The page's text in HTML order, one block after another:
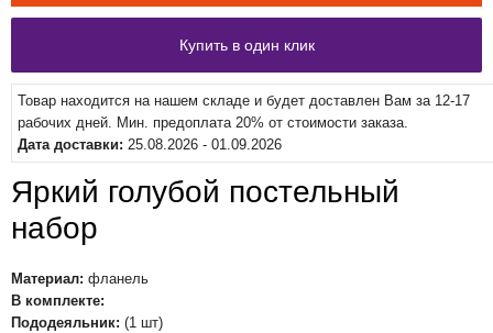
Товар находится на нашем складе и будет доставлен Вам за 12-17
рабочих дней. Мин. предоплата 20% от стоимости заказа.
Дата доставки: 25.08.2026 - 01.09.2026
Яркий голубой постельный
набор
Материал: фланель
В комплекте:
Пододеяльник: (1 шт)